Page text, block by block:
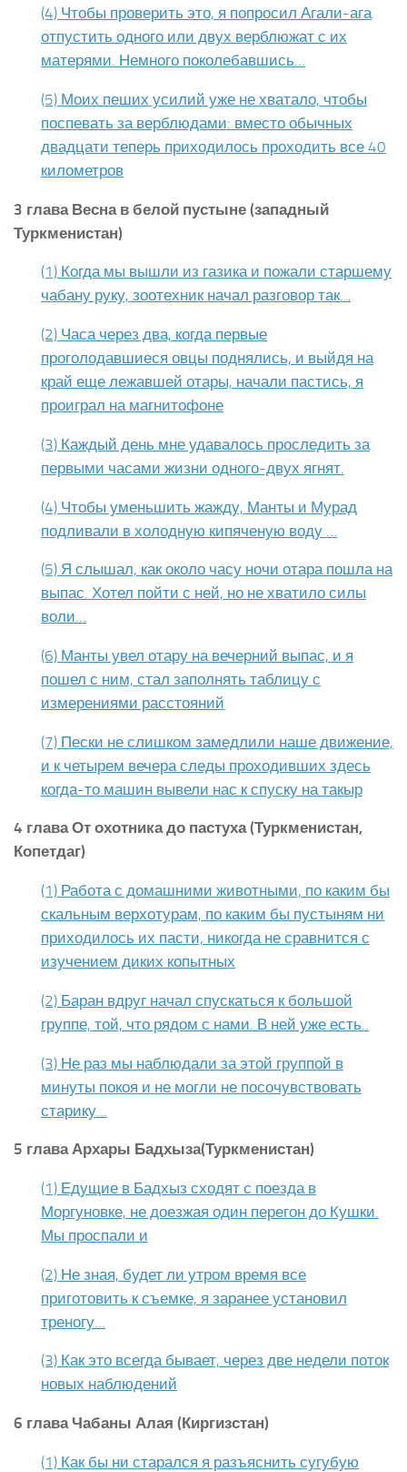
(4) Чтобы проверить это, я попросил Агали-ага
отпустить одного или двух верблюжат с их
матерями. Немного поколебавшись…
(5) Моих пеших усилий уже не хватало, чтобы
поспевать за верблюдами: вместо обычных
двадцати теперь приходилось проходить все 40
километров
3 глава Весна в белой пустыне (западный
Туркменистан)
(1) Когда мы вышли из газика и пожали старшему
чабану руку, зоотехник начал разговор так…
(2) Часа через два, когда первые
проголодавшиеся овцы поднялись, и выйдя на
край еще лежавшей отары, начали пастись, я
проиграл на магнитофоне
(3) Каждый день мне удавалось проследить за
первыми часами жизни одного-двух ягнят.
(4) Чтобы уменьшить жажду, Манты и Мурад
подливали в холодную кипяченую воду …
(5) Я слышал, как около часу ночи отара пошла на
выпас. Хотел пойти с ней, но не хватило силы
воли…
(6) Манты увел отару на вечерний выпас, и я
пошел с ним, стал заполнять таблицу с
измерениями расстояний
(7) Пески не слишком замедлили наше движение,
и к четырем вечера следы проходивших здесь
когда-то машин вывели нас к спуску на такыр
4 глава От охотника до пастуха (Туркменистан,
Копетдаг)
(1) Работа с домашними животными, по каким бы
скальным верхотурам, по каким бы пустыням ни
приходилось их пасти, никогда не сравнится с
изучением диких копытных
(2) Баран вдруг начал спускаться к большой
группе, той, что рядом с нами. В ней уже есть..
(3) Не раз мы наблюдали за этой группой в
минуты покоя и не могли не посочувствовать
старику…
5 глава Архары Бадхыза(Туркменистан)
(1) Едущие в Бадхыз сходят с поезда в
Моргуновке, не доезжая один перегон до Кушки.
Мы проспали и
(2) Не зная, будет ли утром время все
приготовить к съемке, я заранее установил
треногу…
(3) Как это всегда бывает, через две недели поток
новых наблюдений
6 глава Чабаны Алая (Киргизстан)
(1) Как бы ни старался я разъяснить сугубую